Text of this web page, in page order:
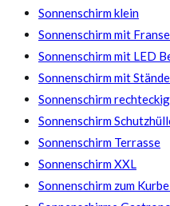
Sonnenschirm klein
Sonnenschirm mit
Sonnenschirm mit LED
Sonnenschirm mit
Sonnenschirm rechteckig
Sonnenschirm
Sonnenschirm Terrasse
Sonnenschirm XXL
Sonnenschirm zum